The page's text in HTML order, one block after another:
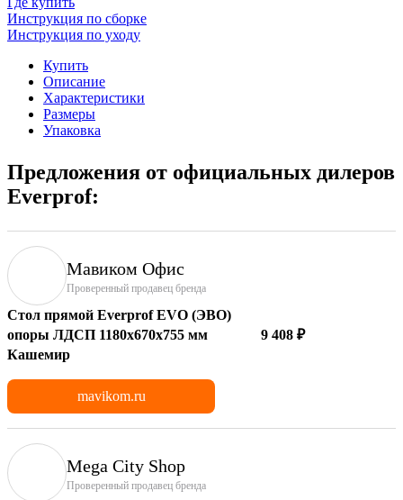
Инструкция по сборке
Инструкция по уходу
Купить
Описание
Характеристики
Размеры
Упаковка
Предложения от официальных дилеров
Everprof:
Мавиком Офис
Проверенный продавец бренда
Стол прямой Everprof EVO (ЭВО)
опоры ЛДСП 1180х670х755 мм
Кашемир
9 408 ₽
mavikom.ru
Mega City Shop
Проверенный продавец бренда